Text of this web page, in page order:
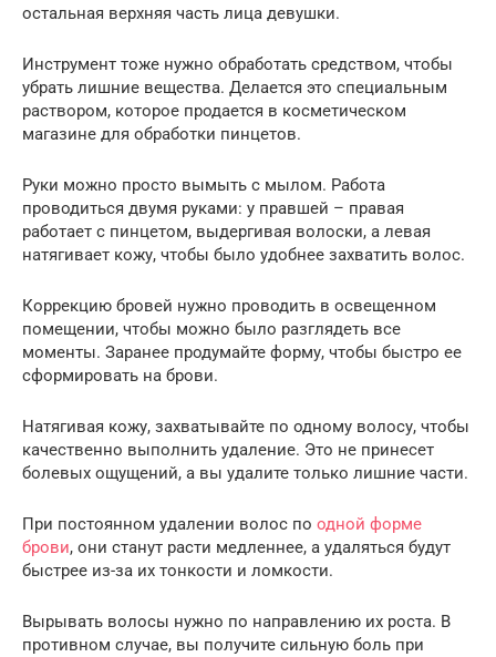
остальная верхняя часть лица девушки.
Инструмент тоже нужно обработать средством, чтобы
убрать лишние вещества. Делается это специальным
раствором, которое продается в косметическом
магазине для обработки пинцетов.
Руки можно просто вымыть с мылом. Работа
проводиться двумя руками: у правшей – правая
работает с пинцетом, выдергивая волоски, а левая
натягивает кожу, чтобы было удобнее захватить волос.
Коррекцию бровей нужно проводить в освещенном
помещении, чтобы можно было разглядеть все
моменты. Заранее продумайте форму, чтобы быстро ее
сформировать на брови.
Натягивая кожу, захватывайте по одному волосу, чтобы
качественно выполнить удаление. Это не принесет
болевых ощущений, а вы удалите только лишние части.
При постоянном удалении волос по одной форме
брови, они станут расти медленнее, а удаляться будут
быстрее из-за их тонкости и ломкости.
Вырывать волосы нужно по направлению их роста. В
противном случае, вы получите сильную боль при